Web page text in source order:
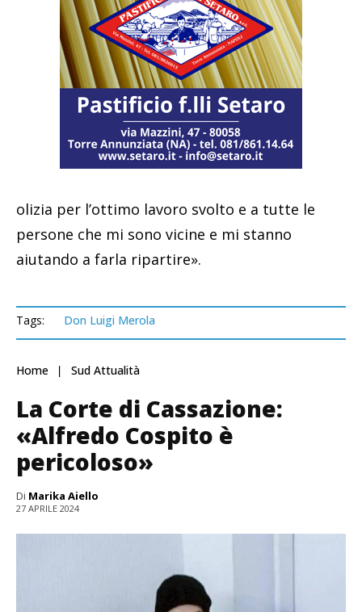
olizia per l’ottimo lavoro svolto e a tutte le
persone che mi sono vicine e mi stanno
aiutando a farla ripartire».
Tags: Don Luigi Merola
Home Sud Attualità
La Corte di Cassazione:
«Alfredo Cospito è
pericoloso»
Di Marika Aiello
27 APRILE 2024